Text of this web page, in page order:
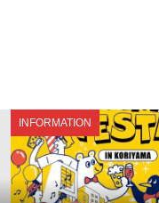
INFORMATION